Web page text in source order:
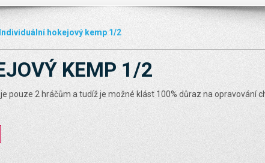
Individuální hokejový kemp 1/2
KEMP 1/2
pouze 2 hráčům a tudíž je možné klást 100% důraz na opravování